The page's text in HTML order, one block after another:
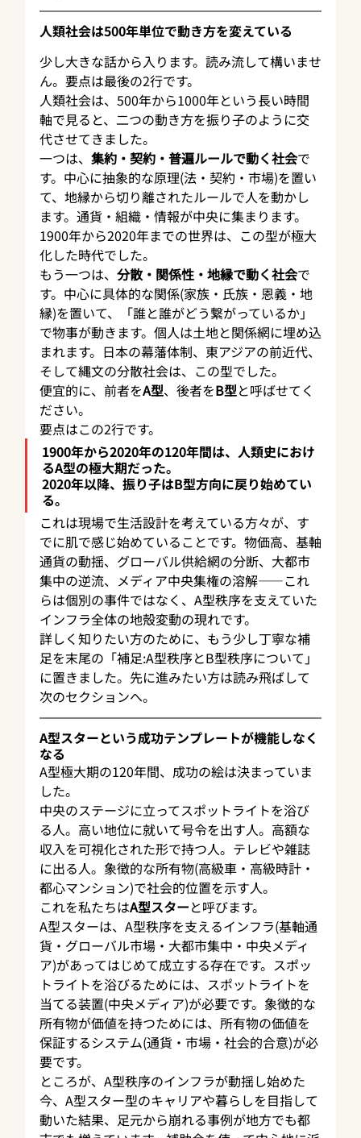
人類社会は500年単位で動き方を変えている
少し大きな話から入ります。読み流して構いませ
ん。要点は最後の2行です。
人類社会は、500年から1000年という長い時間
軸で見ると、二つの動き方を振り子のように交
代させてきました。
一つは、 集約・契約・普遍ルールで動く社会で
す。中心に抽象的な原理(法・契約・市場)を置い
て、地縁から切り離されたルールで人を動かし
ます。通貨・組織・情報が中央に集まります。
1900年から2020年までの世界は、この型が極大
化した時代でした。
もう一つは、 分散・関係性・地縁で動く社会で
す。中心に具体的な関係(家族・氏族・恩義・地
縁)を置いて、「誰と誰がどう繋がっているか」
で物事が動きます。個人は土地と関係網に埋め込
まれます。日本の幕藩体制、東アジアの前近代、
そして縄文の分散社会は、この型でした。
便宜的に、前者をA型、後者をB型と呼ばせてく
ださい。
要点はこの2行です。
1900年から2020年の120年間は、人類史におけ
るA型の極大期だった。
2020年以降、振り子はB型方向に戻り始めてい
る。
これは現場で生活設計を考えている方々が、す
でに肌で感じ始めていることです。物価高、基軸
通貨の動揺、グローバル供給網の分断、大都市
集中の逆流、メディア中央集権の溶解——これ
らは個別の事件ではなく、A型秩序を支えていた
インフラ全体の地殻変動の現れです。
詳しく知りたい方のために、もう少し丁寧な補
足を末尾の「補足:A型秩序とB型秩序について」
に置きました。先に進みたい方は読み飛ばして
次のセクションへ。
A型スターという成功テンプレートが機能しなく
なる
A型極大期の120年間、成功の絵は決まっていま
した。
中央のステージに立ってスポットライトを浴び
る人。高い地位に就いて号令を出す人。高額な
収入を可視化された形で持つ人。テレビや雑誌
に出る人。象徴的な所有物(高級車・高級時計・
都心マンション)で社会的位置を示す人。
これを私たちはA型スターと呼びます。
A型スターは、A型秩序を支えるインフラ(基軸通
貨・グローバル市場・大都市集中・中央メディ
ア)があってはじめて成立する存在です。スポッ
トライトを浴びるためには、スポットライトを
当てる装置(中央メディア)が必要です。象徴的な
所有物が価値を持つためには、所有物の価値を
保証するシステム(通貨・市場・社会的合意)が必
要です。
ところが、A型秩序のインフラが動揺し始めた
今、A型スター型のキャリアや暮らしを目指して
動いた結果、足元から崩れる事例が地方でも都